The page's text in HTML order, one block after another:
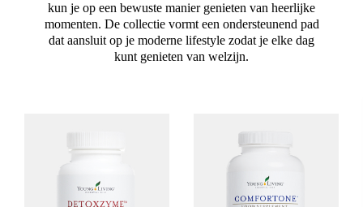
kun je op een bewuste manier genieten van heerlijke
momenten. De collectie vormt een ondersteunend pad
dat aansluit op je moderne lifestyle zodat je elke dag
kunt genieten van welzijn.